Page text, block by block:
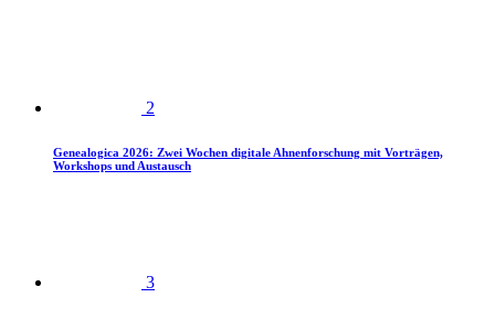
2
Genealogica 2026: Zwei Wochen digitale Ahnenforschung mit Vorträgen,
Workshops und Austausch
3